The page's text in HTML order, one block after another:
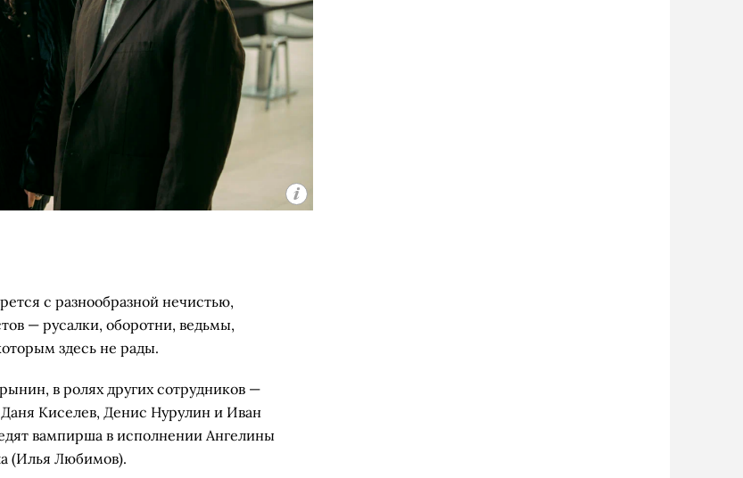
с разнообразной нечистью,
— русалки, оборотни, ведьмы,
здесь не рады.
в ролях других сотрудников —
Киселев, Денис Нурулин и Иван
вампирша в исполнении Ангелины
(Илья Любимов).